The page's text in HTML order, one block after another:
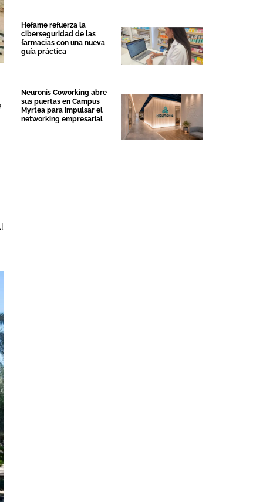
Hefame refuerza la
ciberseguridad de las
farmacias con una nueva
guía práctica
Neuronis Coworking abre
sus puertas en Campus
Myrtea para impulsar el
networking empresarial